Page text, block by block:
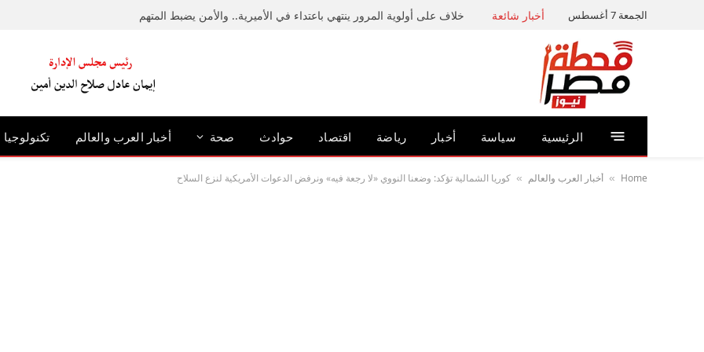
الجمعة 7 أغسطس أخبار شائعة خلاف على أولوية المرور ينتهي باعتداء في الأميرية.. والأمن يضبط المتهم
الرئيسية سياسة أخبار رياضة اقتصاد حوادث صحة أخبار العرب والعالم تكنولوجيا
Home
» أخبار العرب والعالم » كوريا الشمالية تؤكد: وضعنا النووي «لا رجعة فيه» ونرفض الدعوات الأمريكية لنزع السلاح